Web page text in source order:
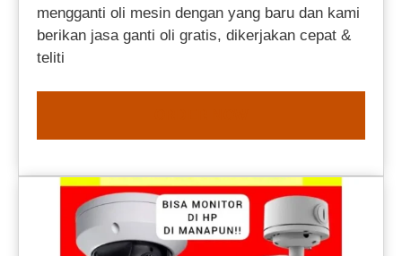
mengganti oli mesin dengan yang baru dan kami
berikan jasa ganti oli gratis, dikerjakan cepat &
teliti